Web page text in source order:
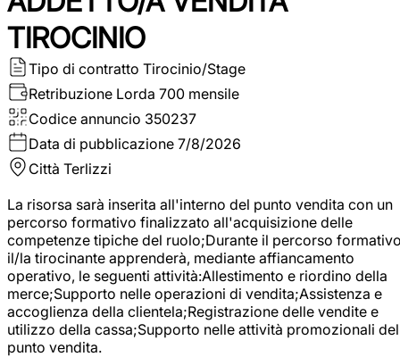
TIROCINIO
Tipo di contratto Tirocinio/Stage
Retribuzione Lorda 700 mensile
Codice annuncio 350237
Data di pubblicazione 7/8/2026
Città Terlizzi
La risorsa sarà inserita all'interno del punto vendita con un
percorso formativo finalizzato all'acquisizione delle
competenze tipiche del ruolo;Durante il percorso
il/la tirocinante apprenderà, mediante affiancamento
operativo, le seguenti attività:Allestimento e riordino della
merce;Supporto nelle operazioni di vendita;Assistenza e
accoglienza della clientela;Registrazione delle vendite e
utilizzo della cassa;Supporto nelle attività promozionali del
punto vendita.